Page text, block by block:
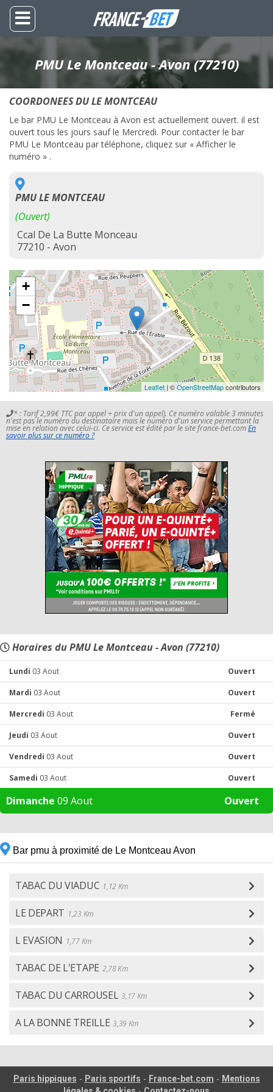
PMU Le Montceau - Avon (77210)
COORDONEES DU LE MONTCEAU
Le bar PMU Le Montceau à Avon est actuellement ouvert. il est
ouvert tous les jours sauf le Mercredi. Pour contacter le bar
PMU Le Montceau par téléphone, cliquez sur « Afficher le
numéro » .
PMU LE MONTCEAU
(Ouvert)
Ccal De La Butte Monceau
77210 - Avon
+
−
Leaflet| ©OpenStreetMapcontributors
* : Tarif 2,99€ TTC par appel + prix d'un appel). Ce numéro valable 3 minutes
n'est pas le numéro du destinataire mais le numéro d'un service permettant la
mise en relation avec celui-ci. Ce service est édité par le site france-bet.comEn
savoir plus sur ce numéro ?
Horaires du PMU Le Montceau - Avon (77210)
Lundi 03 Aout Ouvert
Mardi 03 Aout Ouvert
Mercredi 03 Aout Fermé
Jeudi 03 Aout Ouvert
Vendredi 03 Aout Ouvert
Samedi 03 Aout Ouvert
Dimanche 09 Aout Ouvert
Bar pmu à proximité de Le Montceau Avon
TABAC DU VIADUC 1,12 Km
LE DEPART 1,23 Km
L EVASION 1,77 Km
TABAC DE L'ETAPE 2,78 Km
TABAC DU CARROUSEL 3,17 Km
A LA BONNE TREILLE 3,39 Km
Paris hippiques - Paris sportifs - France-bet.com - Mentions